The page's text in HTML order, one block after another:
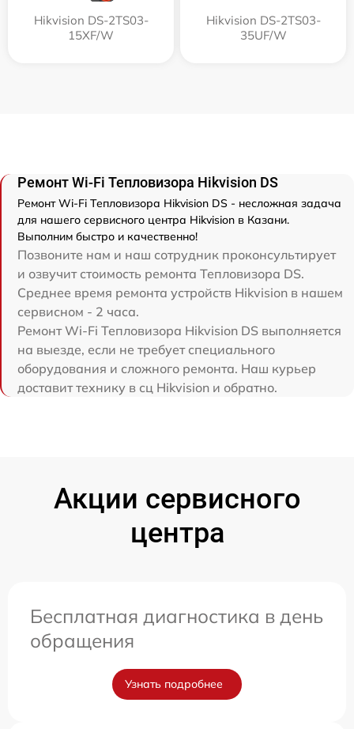
Hikvision DS-2TS03-
15XF/W
Hikvision DS-2TS03-
35UF/W
Ремонт Wi-Fi Тепловизора Hikvision DS
Ремонт Wi-Fi Тепловизора Hikvision DS - несложная задача
для нашего сервисного центра Hikvision в Казани.
Выполним быстро и качественно!
Позвоните нам и наш сотрудник проконсультирует
и озвучит стоимость ремонта Тепловизора DS.
Среднее время ремонта устройств Hikvision в нашем
сервисном - 2 часа.
Ремонт Wi-Fi Тепловизора Hikvision DS выполняется
на выезде, если не требует специального
оборудования и сложного ремонта. Наш курьер
доставит технику в сц Hikvision и обратно.
Акции сервисного
центра
Бесплатная диагностика в день
обращения
Узнать подробнее